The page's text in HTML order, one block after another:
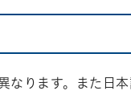
なります。また日